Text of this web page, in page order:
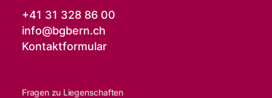
+41 31 328 86 00
info@bgbern.ch
Kontaktformular
Fragen zu Liegenschaften